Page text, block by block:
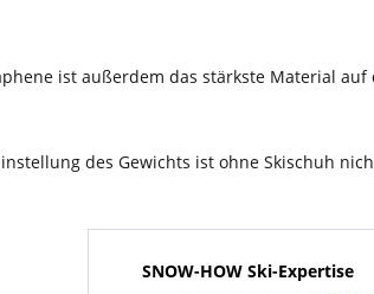
ist außerdem das stärkste Material
des Gewichts ist ohne Skischuh
SNOW-HOW Ski-Expertise